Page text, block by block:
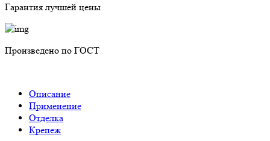
Гарантия лучшей цены
Произведено по ГОСТ
Описание
Применение
Отделка
Крепеж